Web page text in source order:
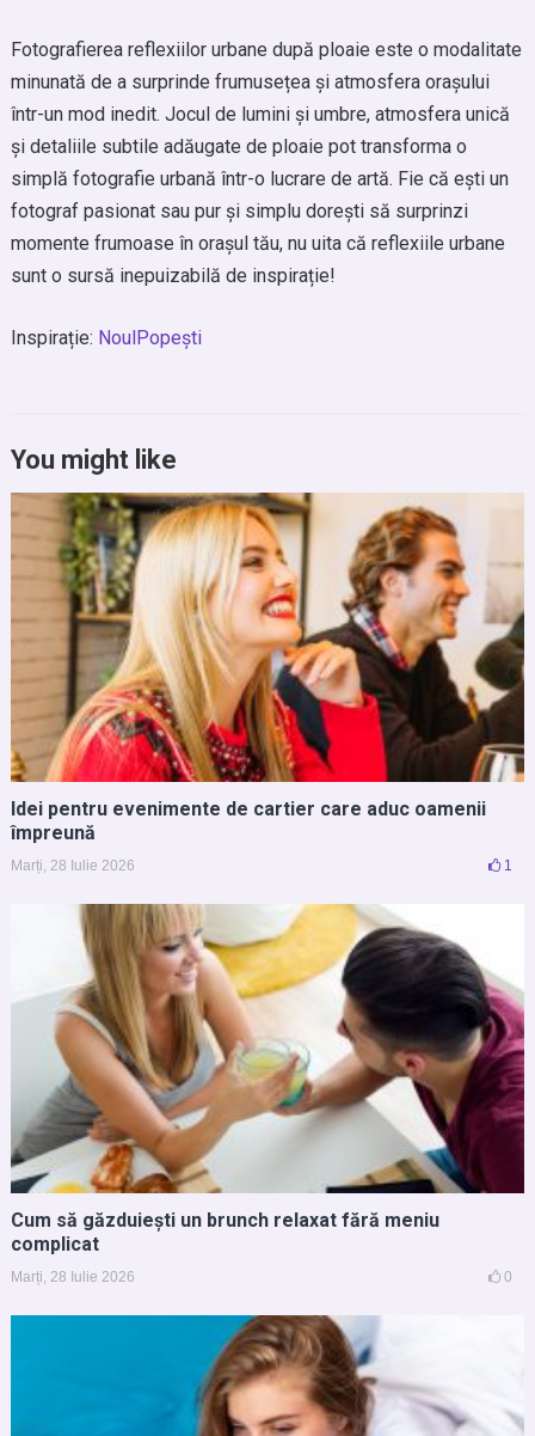
Fotografierea reflexiilor urbane după ploaie este o modalitate
minunată de a surprinde frumusețea și atmosfera orașului
într-un mod inedit. Jocul de lumini și umbre, atmosfera unică
și detaliile subtile adăugate de ploaie pot transforma o
simplă fotografie urbană într-o lucrare de artă. Fie că ești un
fotograf pasionat sau pur și simplu dorești să surprinzi
momente frumoase în orașul tău, nu uita că reflexiile urbane
sunt o sursă inepuizabilă de inspirație!
Inspirație: NoulPopești
You might like
Idei pentru evenimente de cartier care aduc oamenii
împreună
Marți, 28 Iulie 2026 1
Cum să găzduiești un brunch relaxat fără meniu
complicat
Marți, 28 Iulie 2026 0